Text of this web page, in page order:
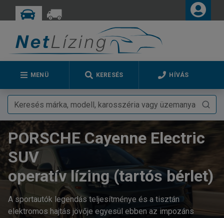
MENÜ KERESÉS HÍVÁS
PORSCHE Cayenne Electric
SUV
operatív lízing (tartós bérlet)
A sportautók legendás teljesítménye és a tisztán
elektromos hajtás jövője egyesül ebben az impozáns